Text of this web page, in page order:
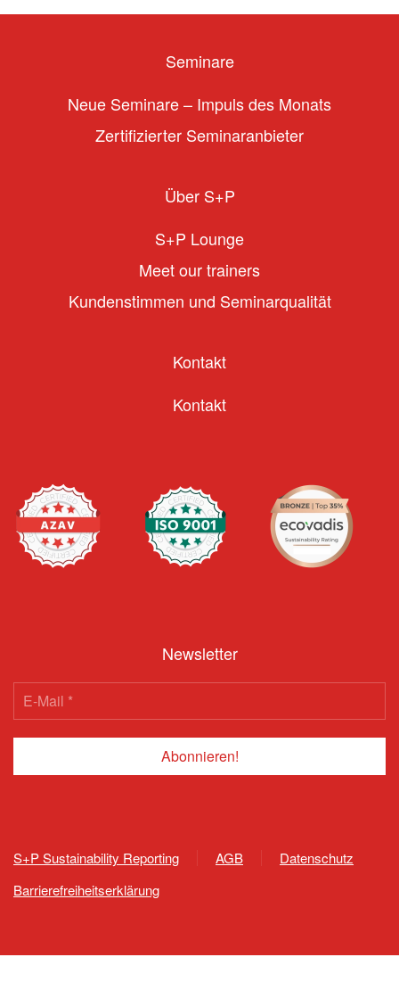
Seminare
Neue Seminare – Impuls des Monats
Zertifizierter Seminaranbieter
Über S+P
S+P Lounge
Meet our trainers
Kundenstimmen und Seminarqualität
Kontakt
Kontakt
Newsletter
S+P Sustainability Reporting AGB
Datenschutz
Barrierefreiheitserklärung